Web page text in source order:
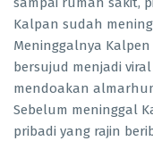
Kalpan sudah
Meninggalnya
bersujud menjadi
mendoakan
Sebelum meninggal
pribadi yang rajin